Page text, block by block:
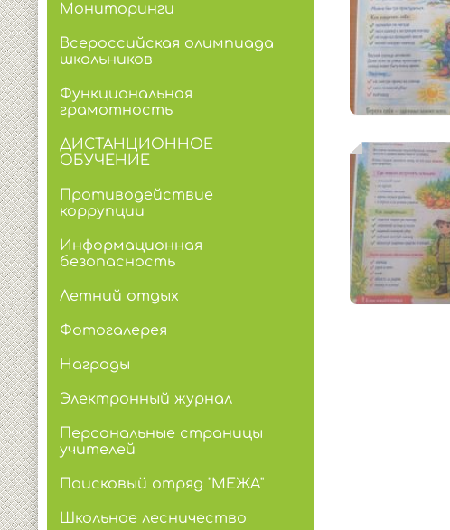
Мониторинги
Всероссийская олимпиада
школьников
Функциональная
грамотность
ДИСТАНЦИОННОЕ
ОБУЧЕНИЕ
Противодействие
коррупции
Информационная
безопасность
Летний отдых
Фотогалерея
Награды
Электронный журнал
Персональные страницы
учителей
Поисковый отряд "МЕЖА"
Школьное лесничество